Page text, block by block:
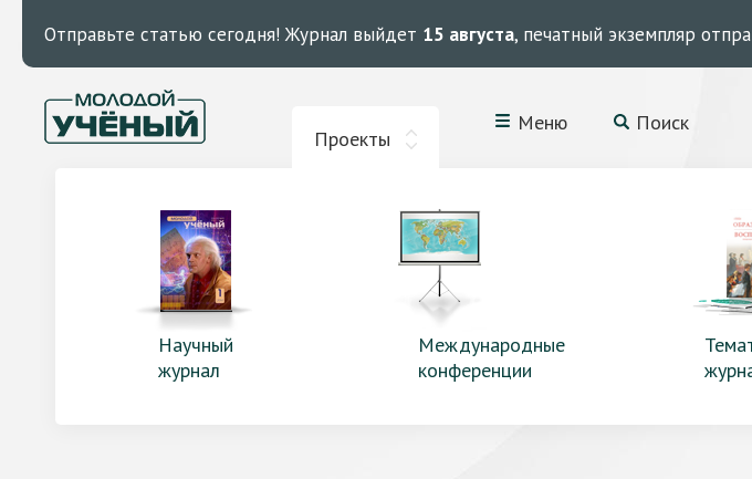
Отправьте статью сегодня! Журнал выйдет 15 августа, печатный экземпляр
Проекты
Меню Поиск
Научный
журнал
Международные
конференции